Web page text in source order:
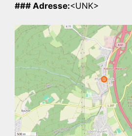
### Adresse:<UNK>